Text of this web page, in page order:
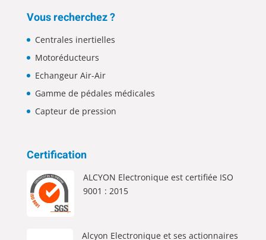
Vous recherchez ?
Centrales inertielles
Motoréducteurs
Echangeur Air-Air
Gamme de pédales médicales
Capteur de pression
Certification
ALCYON Electronique est certifiée ISO
9001 : 2015
Alcyon Electronique et ses actionnaires